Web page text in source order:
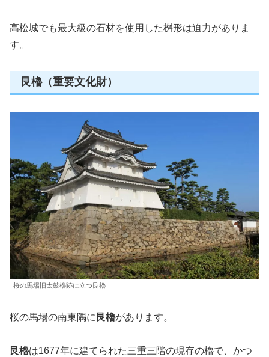
高松城でも最大級の石材を使用した桝形は迫力がありま
す。
艮櫓（重要文化財）
桜の馬場旧太鼓櫓跡に立つ艮櫓
桜の馬場の南東隅に 艮櫓があります。
艮櫓は1677年に建てられた三重三階の現存の櫓で、かつ